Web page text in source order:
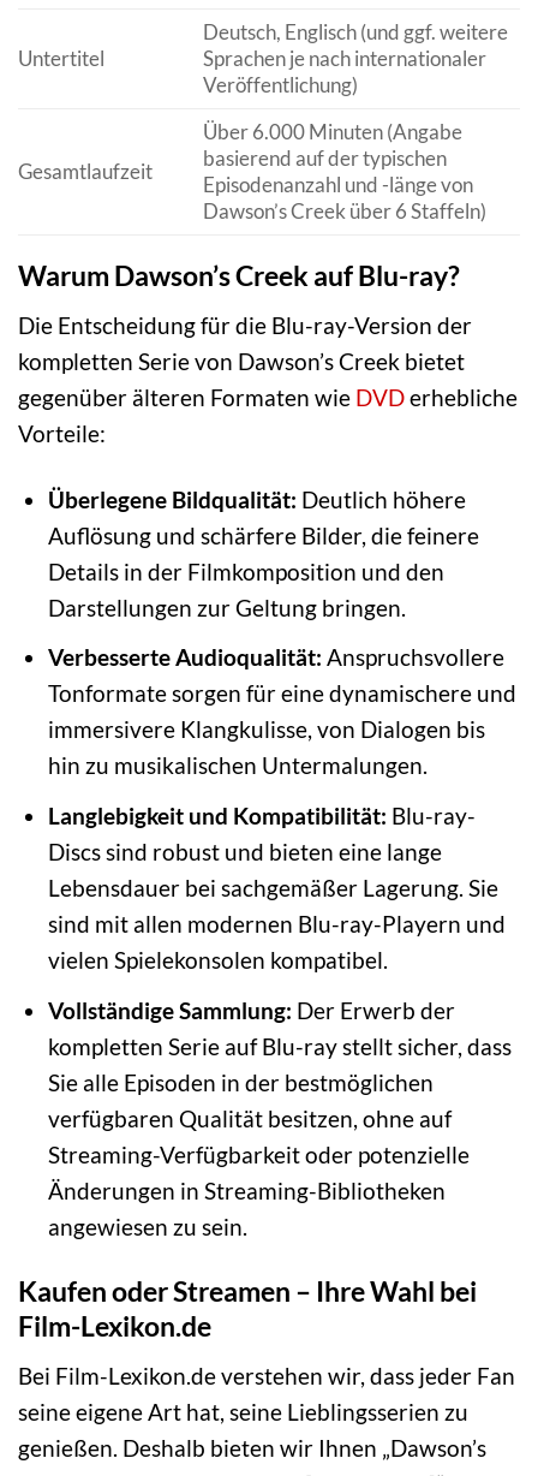
Untertitel
Deutsch, Englisch (und ggf. weitere
Sprachen je nach internationaler
Veröffentlichung)
Gesamtlaufzeit
Über 6.000 Minuten (Angabe
basierend auf der typischen
Episodenanzahl und -länge von
Dawson’s Creek über 6 Staffeln)
Warum Dawson’s Creek auf Blu-ray?
Die Entscheidung für die Blu-ray-Version der
kompletten Serie von Dawson’s Creek bietet
gegenüber älteren Formaten wie DVDerhebliche
Vorteile:
Überlegene Bildqualität: Deutlich höhere
Auflösung und schärfere Bilder, die feinere
Details in der Filmkomposition und den
Darstellungen zur Geltung bringen.
Verbesserte Audioqualität: Anspruchsvollere
Tonformate sorgen für eine dynamischere und
immersivere Klangkulisse, von Dialogen bis
hin zu musikalischen Untermalungen.
Langlebigkeit und Kompatibilität: Blu-ray-
Discs sind robust und bieten eine lange
Lebensdauer bei sachgemäßer Lagerung. Sie
sind mit allen modernen Blu-ray-Playern und
vielen Spielekonsolen kompatibel.
Vollständige Sammlung: Der Erwerb der
kompletten Serie auf Blu-ray stellt sicher, dass
Sie alle Episoden in der bestmöglichen
verfügbaren Qualität besitzen, ohne auf
Streaming-Verfügbarkeit oder potenzielle
Änderungen in Streaming-Bibliotheken
angewiesen zu sein.
Kaufen oder Streamen – Ihre Wahl bei
Film-Lexikon.de
Bei Film-Lexikon.de verstehen wir, dass jeder Fan
seine eigene Art hat, seine Lieblingsserien zu
genießen. Deshalb bieten wir Ihnen „Dawson’s